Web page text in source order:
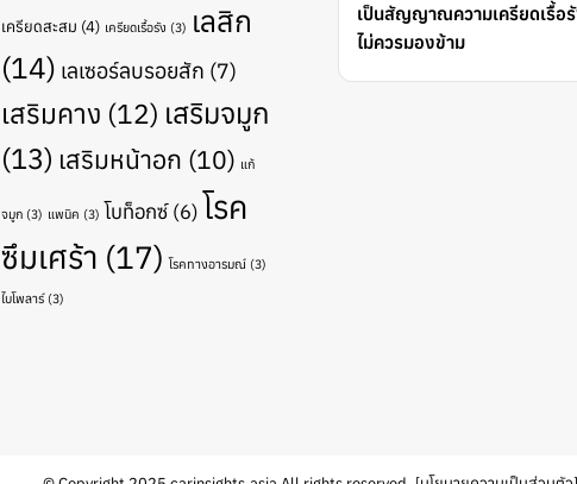
เครียดสะสม (4) เครียดเรื้อรัง (3) เลสิก
(14) เลเซอร์ลบรอยสัก (7)
เสริมคาง (12) เสริมจมูก
(13) เสริมหน้าอก (10) แก้
จมูก (3) แพนิค (3) โบท็อกซ์(6) โรค
ซึมเศร้า (17) โรคทางอารมณ์ (3)
ไบโพลาร์(3)
เป็นสัญญาณความเครียดเรื้อ
ไม่ควรมองข้าม